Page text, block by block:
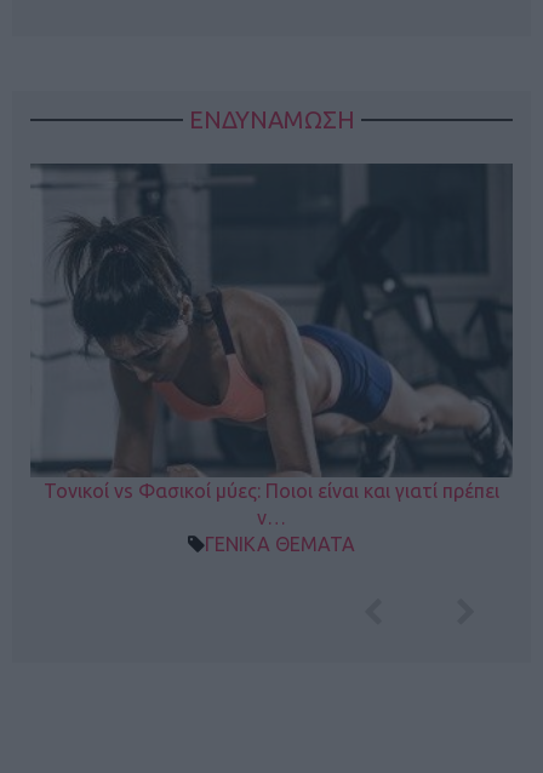
ΕΝΔΥΝΑΜΩΣΗ
Τονικοί vs Φασικοί μύες: Ποιοι είναι και γιατί πρέπει
ν…
ΓΕΝΙΚΑ ΘΕΜΑΤΑ